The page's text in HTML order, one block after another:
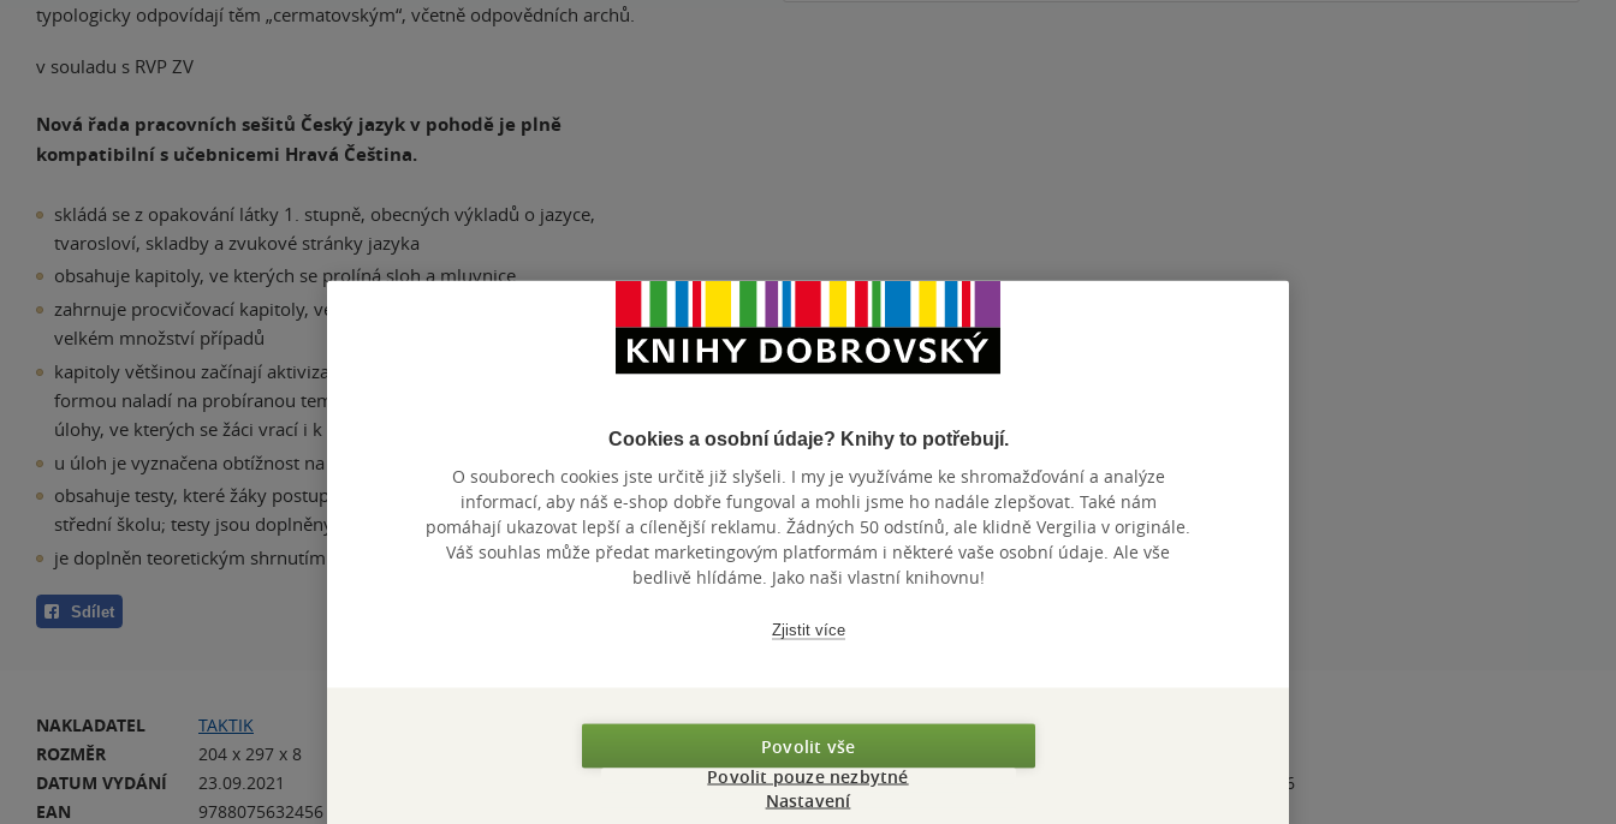
typologicky odpovídají těm „cermatovským“, včetně odpovědních archů.
v souladu s RVP ZV
Nová řada pracovních sešitů Český jazyk v pohodě je plně
kompatibilní s učebnicemi Hravá Čeština.
skládá se z opakování látky 1. stupně, obecných výkladů o jazyce,
tvarosloví, skladby a zvukové stránky jazyka
obsahuje kapitoly, ve kterých se prolíná sloh a mluvnice
zahrnuje procvičovací kapitoly, ve kterých si žáci procvičí dané jevy na
velkém množství případů
kapitoly většinou začínají aktivizačními úlohami, které žáky zábavnou
formou naladí na probíranou tematiku, a obvykle je uzavírají opakovací
úlohy, ve kterých se žáci vrací i k učivu předchozích kapitol
u úloh je vyznačena obtížnost na stupnici 1–3
obsahuje testy, které žáky postupně připravují na přijímací zkoušky na
střední školu; testy jsou doplněny záznamovými archy
je doplněn teoretickým shrnutím učiva
Sdílet
NAKLADATEL
TAKTIK
ROZMĚR
204 x 297 x 8
DATUM VYDÁNÍ
23.09.2021
EAN
9788075632456
měkká vazba
čeština
POČET STRAN
978-80-7563-245-6
Cookies a osobní údaje? Knihy to potřebují.
O souborech cookies jste určitě již slyšeli. I my je využíváme ke shromažďování a analýze
informací, aby náš e-shop dobře fungoval a mohli jsme ho nadále zlepšovat. Také nám
pomáhají ukazovat lepší a cílenější reklamu. Žádných 50 odstínů, ale klidně Vergilia v originále.
Váš souhlas může předat marketingovým platformám i některé vaše osobní údaje. Ale vše
bedlivě hlídáme. Jako naši vlastní knihovnu!
Zjistit více
Povolit vše
Povolit pouze nezbytné
Nastavení